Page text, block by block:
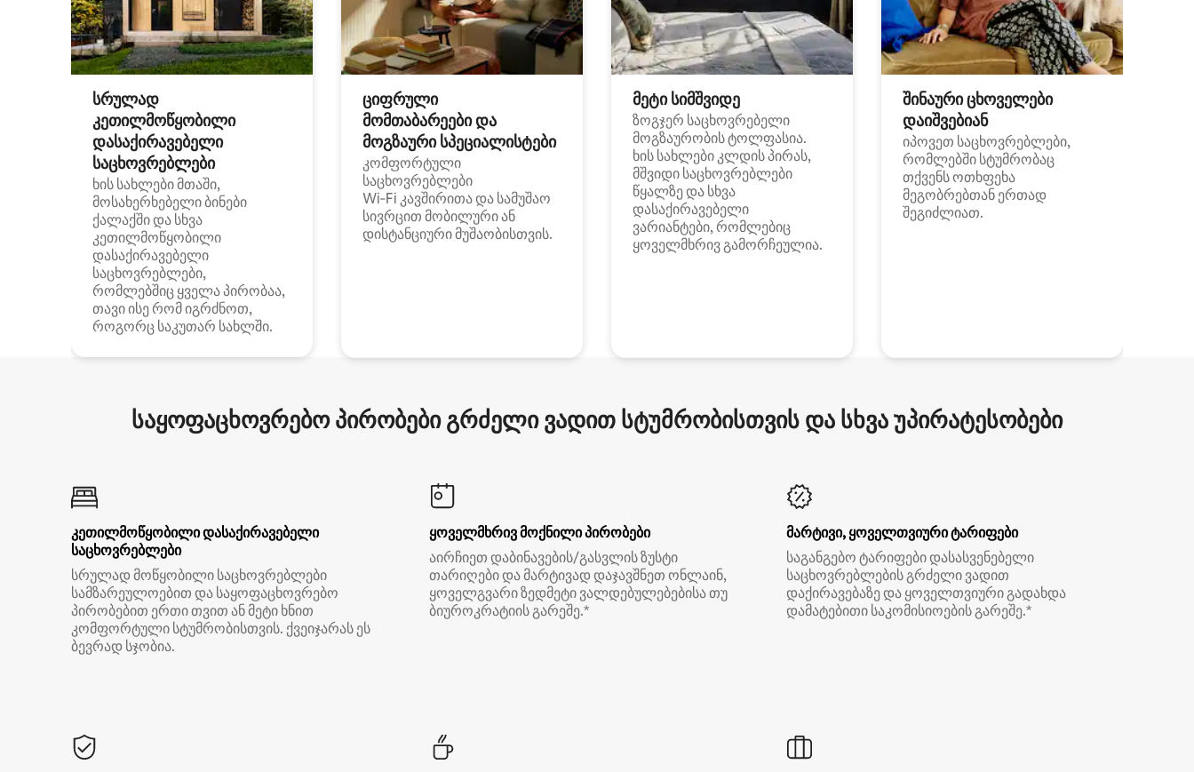
სრულად
კეთილმოწყობილი
დასაქირავებელი
საცხოვრებლები
ხის სახლები მთაში,
მოსახერხებელი ბინები
ქალაქში და სხვა
კეთილმოწყობილი
დასაქირავებელი
საცხოვრებლები,
რომლებშიც ყველა პირობაა,
თავი ისე რომ იგრძნოთ,
როგორც საკუთარ სახლში.
ციფრული
მომთაბარეები და
მოგზაური სპეციალისტები
კომფორტული
საცხოვრებლები
Wi‑Fi კავშირითა და სამუშაო
სივრცით მობილური ან
დისტანციური მუშაობისთვის.
მეტი სიმშვიდე
ზოგჯერ საცხოვრებელი
მოგზაურობის ტოლფასია.
ხის სახლები კლდის პირას,
მშვიდი საცხოვრებლები
წყალზე და სხვა
დასაქირავებელი
ვარიანტები, რომლებიც
ყოველმხრივ გამორჩეულია.
შინაური ცხოველები
დაიშვებიან
იპოვეთ საცხოვრებლები,
რომლებში სტუმრობაც
თქვენს ოთხფეხა
მეგობრებთან ერთად
შეგიძლიათ.
საყოფაცხოვრებო პირობები გრძელი ვადით სტუმრობისთვის და სხვა უპირატესობები
კეთილმოწყობილი დასაქირავებელი
საცხოვრებლები
სრულად მოწყობილი საცხოვრებლები
სამზარეულოებით და საყოფაცხოვრებო
პირობებით ერთი თვით ან მეტი ხნით
კომფორტული სტუმრობისთვის. ქვეიჯარას ეს
ბევრად სჯობია.
ყოველმხრივ მოქნილი პირობები
აირჩიეთ დაბინავების/გასვლის ზუსტი
თარიღები და მარტივად დაჯავშნეთ ონლაინ,
ყოველგვარი ზედმეტი ვალდებულებებისა თუ
ბიუროკრატიის გარეშე.*
მარტივი, ყოველთვიური ტარიფები
საგანგებო ტარიფები დასასვენებელი
საცხოვრებლების გრძელი ვადით
დაქირავებაზე და ყოველთვიური გადახდა
დამატებითი საკომისიოების გარეშე.*